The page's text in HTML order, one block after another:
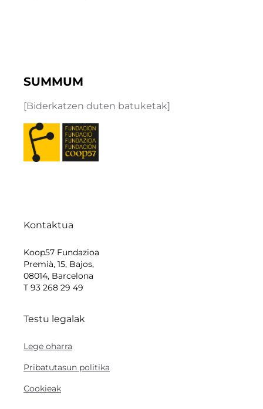
SUMMUM
[Biderkatzen duten batuketak]
Kontaktua
Koop57 Fundazioa
Premià, 15, Bajos,
08014, Barcelona
T 93 268 29 49
Testu legalak
Lege oharra
Pribatutasun politika
Cookieak